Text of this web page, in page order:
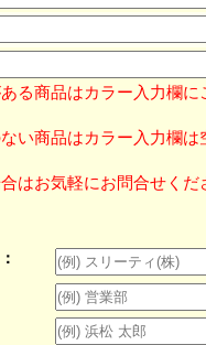
る商品はカラー入力欄に
い商品はカラー入力欄は
はお気軽にお問合せくだ
：